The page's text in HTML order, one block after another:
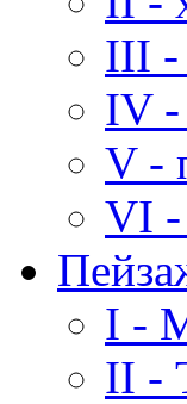
III -
IV -
V -
VI -
I -
II -